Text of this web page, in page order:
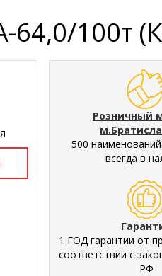
100т
Розничный
500
всегда в
1 ГОД гарантии от
соответствии с
РФ